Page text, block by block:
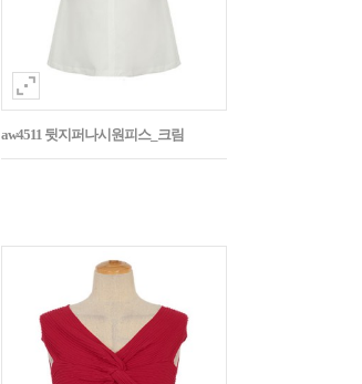
aw4511 뒷지퍼나시원피스_크림